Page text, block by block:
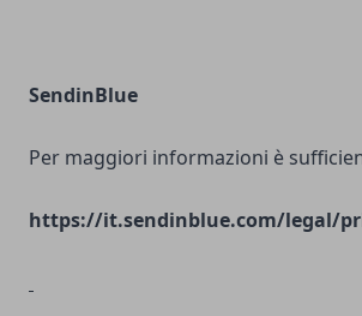
SendinBlue
Per maggiori informazioni è
https://it.sendinblue.com/legal/